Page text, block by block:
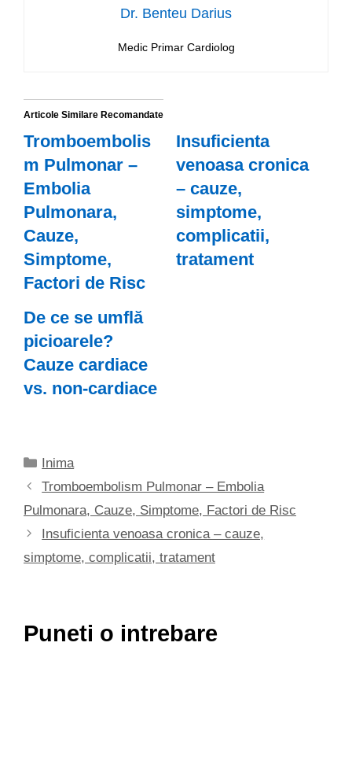
Dr. Benteu Darius
Medic Primar Cardiolog
Articole Similare Recomandate
Tromboembolis
m Pulmonar –
Embolia
Pulmonara,
Cauze,
Simptome,
Factori de Risc
Insuficienta
venoasa cronica
– cauze,
simptome,
complicatii,
tratament
De ce se umflă
picioarele?
Cauze cardiace
vs. non-cardiace
Categorii
Inima
Tromboembolism Pulmonar – Embolia
Pulmonara, Cauze, Simptome, Factori de Risc
Insuficienta venoasa cronica – cauze,
simptome, complicatii, tratament
Puneti o intrebare